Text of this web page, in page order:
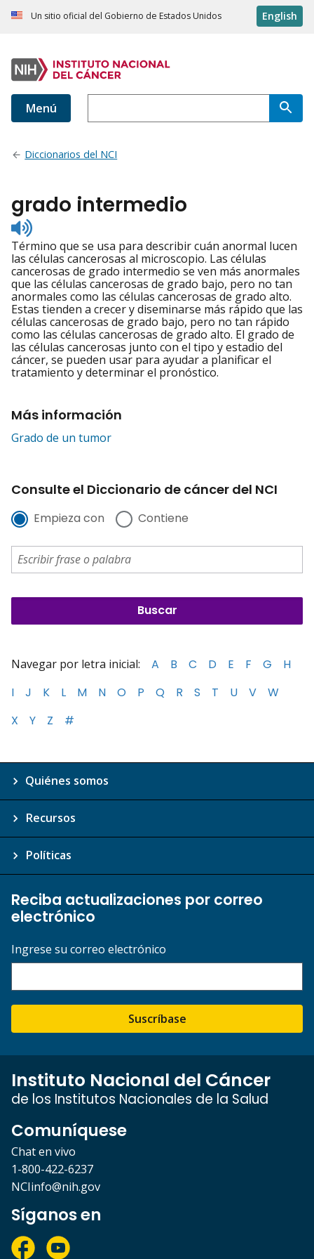
Un sitio oficial del Gobierno de Estados Unidos English
Menú
Diccionarios del NCI
grado intermedio
Listen
to
pronunciation
Término que se usa para describir cuán anormal lucen
las células cancerosas al microscopio. Las células
cancerosas de grado intermedio se ven más anormales
que las células cancerosas de grado bajo, pero no tan
anormales como las células cancerosas de grado alto.
Estas tienden a crecer y diseminarse más rápido que las
células cancerosas de grado bajo, pero no tan rápido
como las células cancerosas de grado alto. El grado de
las células cancerosas junto con el tipo y estadio del
cáncer, se pueden usar para ayudar a planificar el
tratamiento y determinar el pronóstico.
Más información
Grado de un tumor
Consulte el Diccionario de cáncer del NCI
Empieza con Contiene
Navegar por letra inicial: A B C D E F G
H
I
J K L M N O P Q R S T U V
W
X
Y Z #
Quiénes somos
Recursos
Políticas
Reciba actualizaciones por correo
electrónico
Ingrese su correo electrónico
Suscríbase
Instituto Nacional del Cáncer
de los Institutos Nacionales de la Salud
Comuníquese
Chat en vivo
1-800-422-6237
NCIinfo@nih.gov
Síganos en